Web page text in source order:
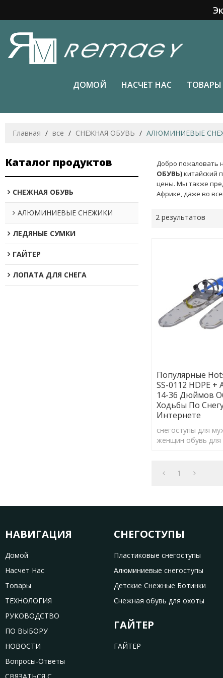
ДОМОЙ НАСЧЕТ НАС ТОВАРЫ
Главная / все / СНЕЖНАЯ ОБУВЬ / АЛЮМИНИЕВЫЕ
Каталог продуктов
СНЕЖНАЯ ОБУВЬ
АЛЮМИНИЕВЫЕ СНЕЖИКИ
ЛЕДЯНЫЕ СУМКИ
ГАЙТЕР
ЛОПАТА ДЛЯ СНЕГА
Добро пожаловать
ОБУВЬ)китайский
цены. Мы также
Африке, даже во
2 результатов
Популярные
SS-0112 HDPE
14-36 Дюймов
Ходьбы По
Интернете
снегоступы для
женщин обувь для
1
НАВИГАЦИЯ
Домой
Насчет Нас
Товары
ТЕХНОЛОГИЯ
РУКОВОДСТВО
ПО ВЫБОРУ
НОВОСТИ
Вопросы-Ответы
СНЕГОСТУПЫ
Пластиковые снегоступы
Алюминиевые снегоступы
Детские Снежные Ботинки
Снежная обувь для охоты
ГАЙТЕР
ГАЙТЕР